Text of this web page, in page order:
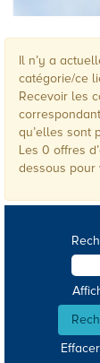
Il n’y a
catégorie/ce
Recevoir les
qu’elles sont
Les 0 offres
dessous pour
Effacer